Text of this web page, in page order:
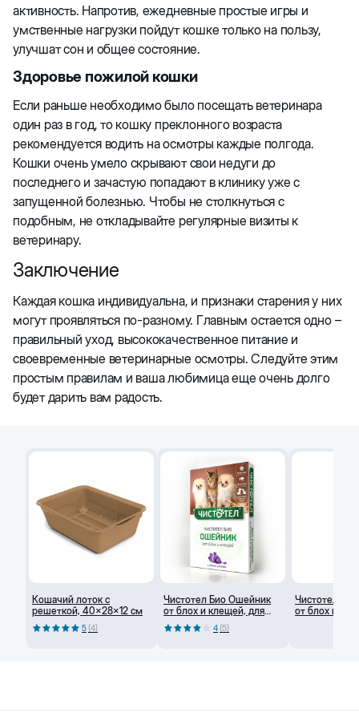
активность. Напротив, ежедневные простые игры и
умственные нагрузки пойдут кошке только на пользу,
улучшат сон и общее состояние.
Здоровье пожилой кошки
Если раньше необходимо было посещать ветеринара
один раз в год, то кошку преклонного возраста
рекомендуется водить на осмотры каждые полгода.
Кошки очень умело скрывают свои недуги до
последнего и зачастую попадают в клинику уже с
запущенной болезнью. Чтобы не столкнуться с
подобным, не откладывайте регулярные визиты к
ветеринару.
Заключение
Каждая кошка индивидуальна, и признаки старения у них
могут проявляться по-разному. Главным остается одно –
правильный уход, высококачественное питание и
своевременные ветеринарные осмотры. Следуйте этим
простым правилам и ваша любимица еще очень долго
будет дарить вам радость.
Кошачий лоток с
решеткой, 40x28x12 см
5 (4)
Чистотел Био Ошейник
от блох и клещей, для
кошек и мелких собак, с
маслом лаванды, 40 см
4 (5)
Чистотел
от блох и